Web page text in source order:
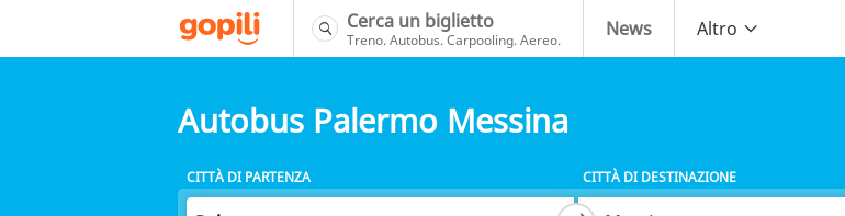
Cerca un biglietto
Treno. Autobus. Carpooling. Aereo. News Altro
Autobus Palermo Messina
CITTÀ DI PARTENZA CITTÀ DI DESTINAZIONE